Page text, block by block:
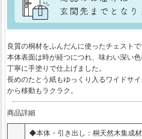
良質の桐材をふんだんに使ったチェストで
本体表面は時が経つにつれ、味わい深い色
丁寧に手塗りで仕上げました。
長めのたとう紙もゆっくり入るワイドサ
から移動もラクラク。
商品詳細
◆本体・引き出し：桐天然木集成材